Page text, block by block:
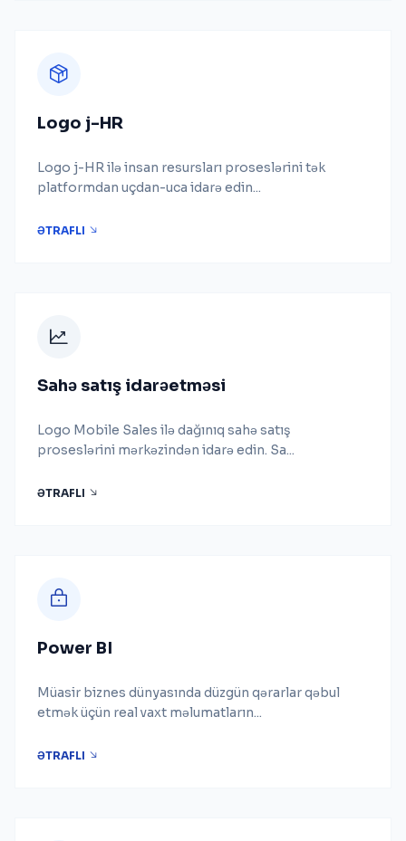
Logo j-HR
Logo j-HR ilə insan resursları proseslərini tək
platformdan uçdan-uca idarə edin...
ƏTRAFLI
Sahə satış idarəetməsi
Logo Mobile Sales ilə dağınıq sahə satış
proseslərini mərkəzindən idarə edin. Sa...
ƏTRAFLI
Power BI
Müasir biznes dünyasında düzgün qərarlar qəbul
etmək üçün real vaxt məlumatların...
ƏTRAFLI